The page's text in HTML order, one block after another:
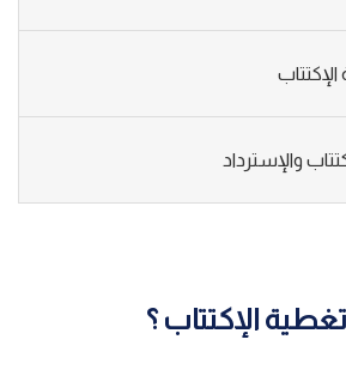
والإسترداد
الإكتتاب ؟